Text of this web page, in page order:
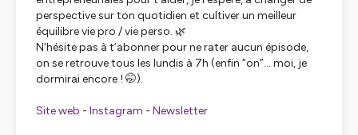
perspective sur ton quotidien et cultiver un meilleur
équilibre vie pro / vie perso. 🌿
N’hésite pas à t’abonner pour ne rater aucun épisode,
on se retrouve tous les lundis à 7h (enfin “on”… moi, je
dormirai encore ! 🤭).
Site web - Instagram - Newsletter